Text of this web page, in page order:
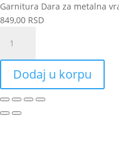
Garnitura Dara za metalna
849,00 RSD
Dara
za
metalna
vrata
crna
/47507
Dodaj u korpu